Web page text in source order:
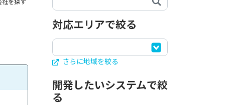
対応エリアで絞る
さらに地域を絞る
開発したいシステムで絞
る